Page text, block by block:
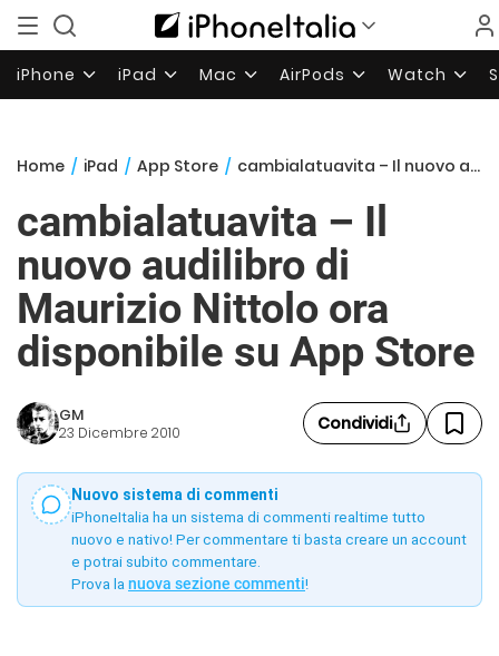
iPhone iPad Mac AirPods Watch
Home / iPad / App Store / cambialatuavita – Il nuovo audilibro di Maurizio Nittolo ora disponibile su App Store
cambialatuavita – Il
nuovo audilibro di
Maurizio Nittolo ora
disponibile su App Store
GM
23 Dicembre 2010 Condividi
Nuovo sistema di commenti
iPhoneItalia ha un sistema di commenti realtime tutto
nuovo e nativo! Per commentare ti basta creare un account
e potrai subito commentare.
Prova la nuova sezione commenti!